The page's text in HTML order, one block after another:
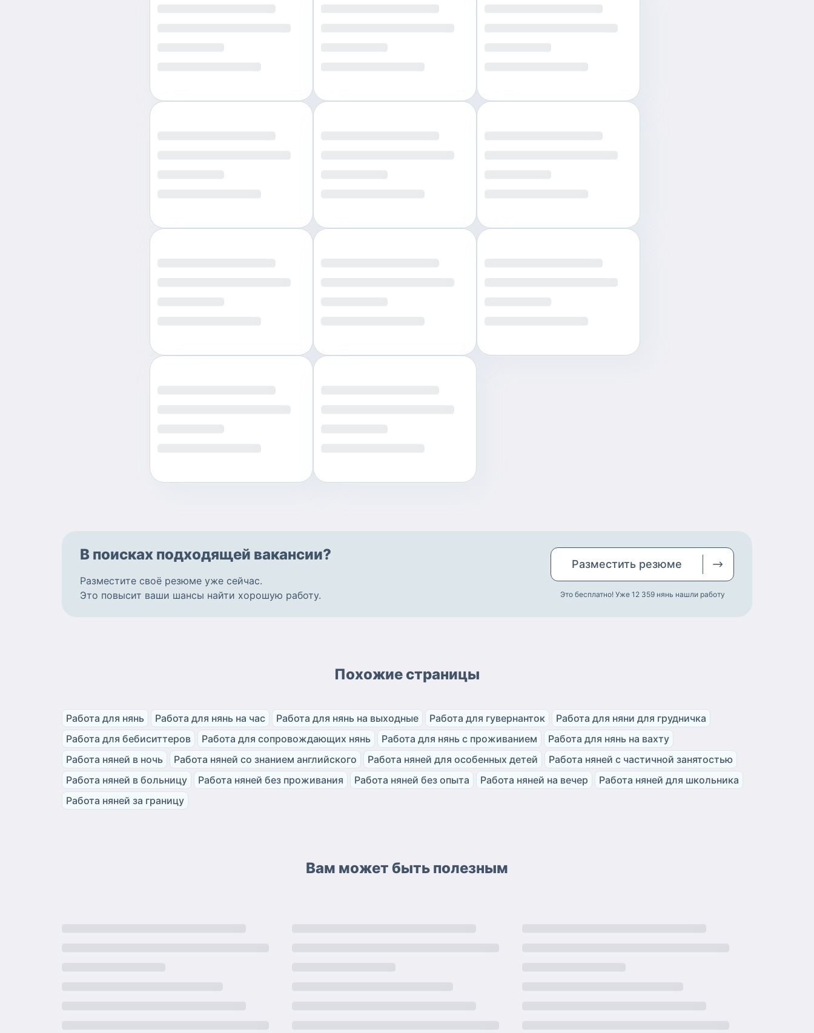
В поисках подходящей вакансии?
Разместите своё резюме уже сейчас.
Это повысит ваши шансы найти хорошую работу.
Разместить резюме
Это бесплатно! Уже 12 359 нянь нашли работу
Похожие страницы
Работа для нянь Работа для нянь на час Работа для нянь на выходные Работа для гувернанток
Работа для няни для грудничка
Работа для бебиситтеров
Работа для сопровождающих нянь Работа для нянь с проживанием
Работа для нянь на вахту
Работа няней в ночь
Работа няней со знанием английского Работа няней для особенных детей
Работа няней с частичной занятостью
Работа няней в больницу
Работа няней без проживания Работа няней без опыта Работа няней на вечер
Работа няней для школьника
Работа няней за границу
Вам может быть полезным